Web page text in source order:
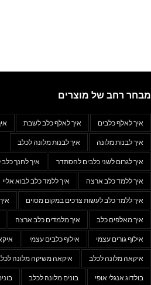
מבחר רחב של מוצרים
איך לאלף כלבים איך לאלף כלב לשבת
איך לבנות מלונה איך לבנות מלונה לכלב
איך לגרום לשני כלבים להסתדר איך לחנך
איך ללמד כלב ארצה איך ללמד כלב לבוא אליי
איך ללמד כלב לעשות צרכים במקום מסוים
איך מאלפים כלב איך מלמדים כלב ארצה
אילוף גורים עצמי אילוף כלבים עצמי
איקאה מלונה לכלב איקאה משיקה מלונה
בולדוג אנגלי אופי בונים מלונה לכלב